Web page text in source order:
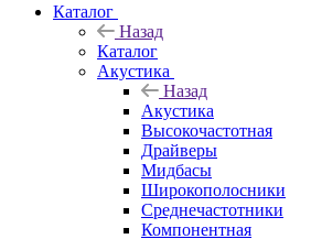
Каталог
Назад
Каталог
Акустика
Назад
Акустика
Высокочастотная
Драйверы
Мидбасы
Широкополосники
Среднечастотники
Компонентная